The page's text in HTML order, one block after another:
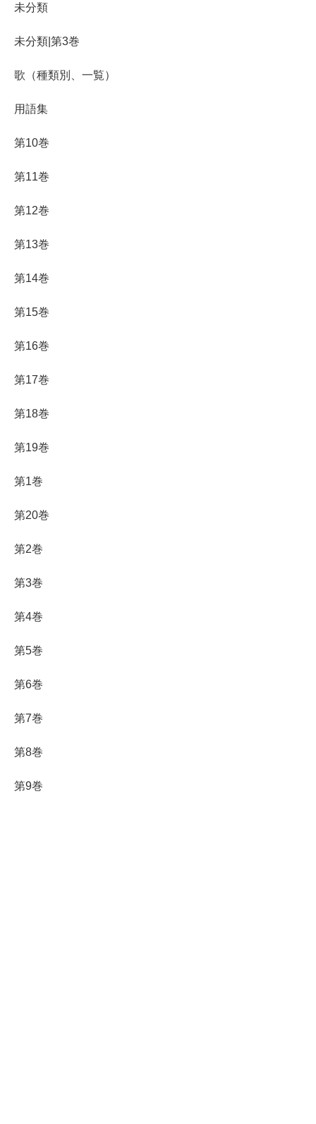
未分類
未分類|第3巻
歌（種類別、一覧）
用語集
第10巻
第11巻
第12巻
第13巻
第14巻
第15巻
第16巻
第17巻
第18巻
第19巻
第1巻
第20巻
第2巻
第3巻
第4巻
第5巻
第6巻
第7巻
第8巻
第9巻